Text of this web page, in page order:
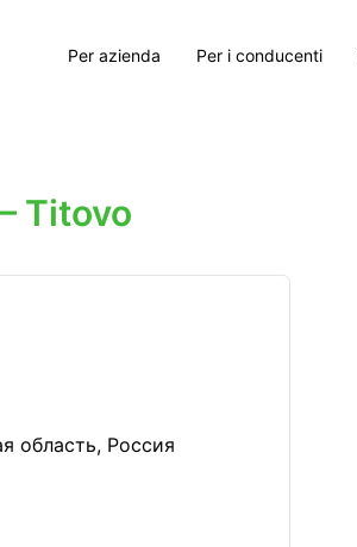
Per azienda Per i conducenti
Titovo
область, Россия